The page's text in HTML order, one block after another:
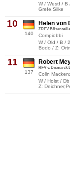
W / Westf / B
Grefe,Silke
10
140
Helen von
ZRFV Bösensell
Compiobbi
W / Old / B /
Bodo / Z:
11
137
Robert
RFV v. Bismarck
Colin
W / Holst /
Z: